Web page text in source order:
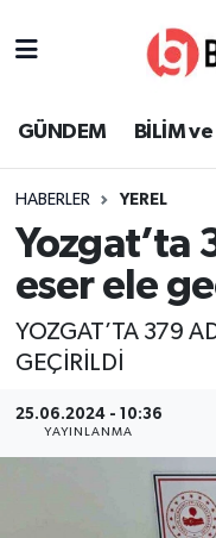
GÜNDEM BİLİM ve
HABERLER YEREL
Yozgat’ta
eser ele
YOZGAT’TA 379
GEÇİRİLDİ
25.06.2024 - 10:36
YAYINLANMA
EKONOMİ
SAĞLIK
KÜLTÜR SANAT
MAGAZİN
Süper Lig Puan
Tüm Manşetler
Son Dakika